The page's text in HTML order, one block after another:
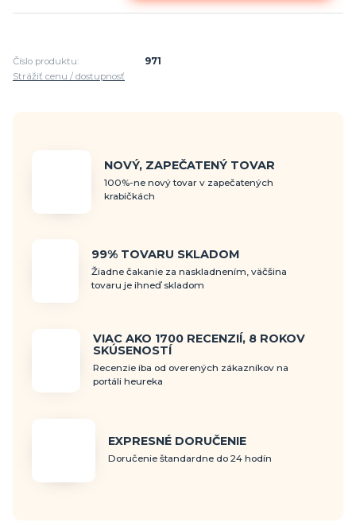
Číslo produktu:
971
Strážiť cenu / dostupnosť
NOVÝ, ZAPEČATENÝ TOVAR
100%-ne nový tovar v zapečatených
krabičkách
99% TOVARU SKLADOM
Žiadne čakanie za naskladnením, väčšina
tovaru je ihneď skladom
VIAC AKO 1700 RECENZIÍ, 8 ROKOV
SKÚSENOSTÍ
Recenzie iba od overených zákazníkov na
portáli heureka
EXPRESNÉ DORUČENIE
Doručenie štandardne do 24 hodín